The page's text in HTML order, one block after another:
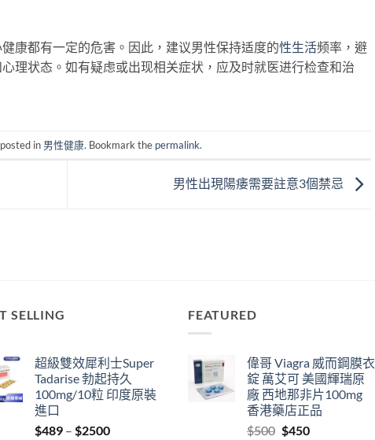
康都有一定的危害。因此，建议男性保持适度的性生活频率，避
理状态。如有疑虑或出现相关症状，应及时就医进行检查和治
in 男性健康. Bookmark the permalink.
男性出現陽痿需要註意3個禁忌
SELLING
超級雙效犀利士Super
Tadarise 勃起持久
100mg/10粒 印度原裝
進口
$489 – $2500Price
FEATURED
偉哥 Viagra 威而鋼膜衣
錠 萬艾可 美國輝瑞原
廠 西地那非片100mg
香港藥店正品
$500 Original
$450Current